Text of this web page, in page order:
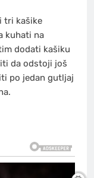
tri kašike
kuhati na
dodati kašiku
da odstoji još
po jedan gutljaj